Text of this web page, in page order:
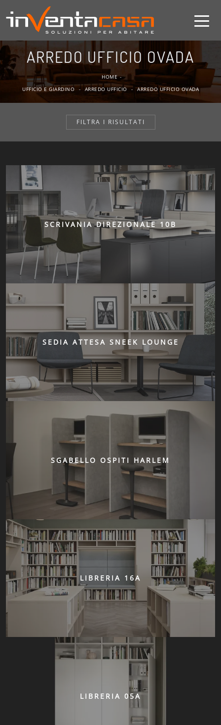
ARREDO UFFICIO OVADA
HOME -
UFFICIO E GIARDINO - ARREDO UFFICIO - ARREDO UFFICIO OVADA
FILTRA I RISULTATI
SCRIVANIA DIREZIONALE 10B
SEDIA ATTESA SNEEK LOUNGE
SGABELLO OSPITI HARLEM
LIBRERIA 16A
LIBRERIA 05A